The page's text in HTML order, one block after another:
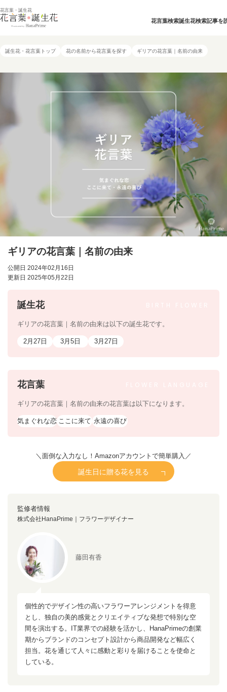
花言葉・誕生花
花言葉検索誕生花検索記事を
誕生花・花言葉トップ 花の名前から花言葉を探す ギリアの花言葉｜名前の由来
ギリアの花言葉｜名前の由来
公開日 2024年02月16日
更新日 2025年05月22日
誕生花
ギリアの花言葉｜名前の由来は以下の誕生花です。
2月27日 3月5日 3月27日
花言葉
ギリアの花言葉｜名前の由来の花言葉は以下になります。
気まぐれな恋 ここに来て 永遠の喜び
＼面倒な入力なし！Amazonアカウントで簡単購入／
誕生日に贈る花を見る
監修者情報
株式会社HanaPrime｜フラワーデザイナー
藤田有香
個性的でデザイン性の高いフラワーアレンジメントを得意
とし、独自の美的感覚とクリエイティブな発想で特別な空
間を演出する。IT業界での経験を活かし、HanaPrimeの創業
期からブランドのコンセプト設計から商品開発など幅広く
担当。花を通じて人々に感動と彩りを届けることを使命と
している。